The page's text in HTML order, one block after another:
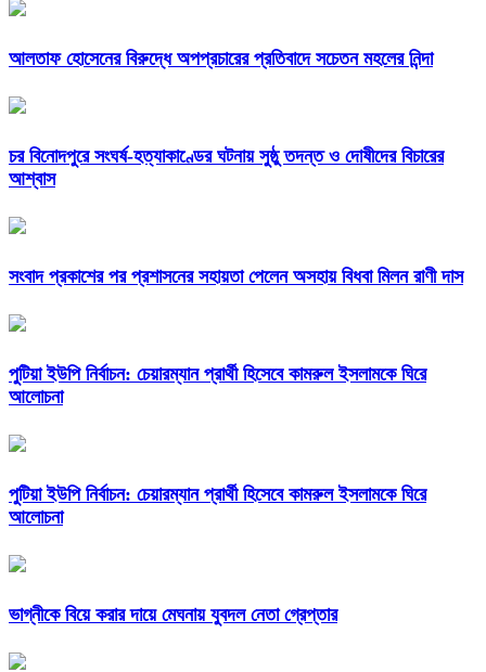
আলতাফ হোসেনের বিরুদ্ধে অপপ্রচারের প্রতিবাদে সচেতন মহলের নিন্দা
চর বিনোদপুরে সংঘর্ষ-হত্যাকাণ্ডের ঘটনায় সুষ্ঠু তদন্ত ও দোষীদের বিচারের
আশ্বাস
সংবাদ প্রকাশের পর প্রশাসনের সহায়তা পেলেন অসহায় বিধবা মিলন রাণী দাস
পুটিয়া ইউপি নির্বাচন: চেয়ারম্যান প্রার্থী হিসেবে কামরুল ইসলামকে ঘিরে
আলোচনা
পুটিয়া ইউপি নির্বাচন: চেয়ারম্যান প্রার্থী হিসেবে কামরুল ইসলামকে ঘিরে
আলোচনা
ভাগ্নীকে বিয়ে করার দায়ে মেঘনায় যুবদল নেতা গ্রেপ্তার